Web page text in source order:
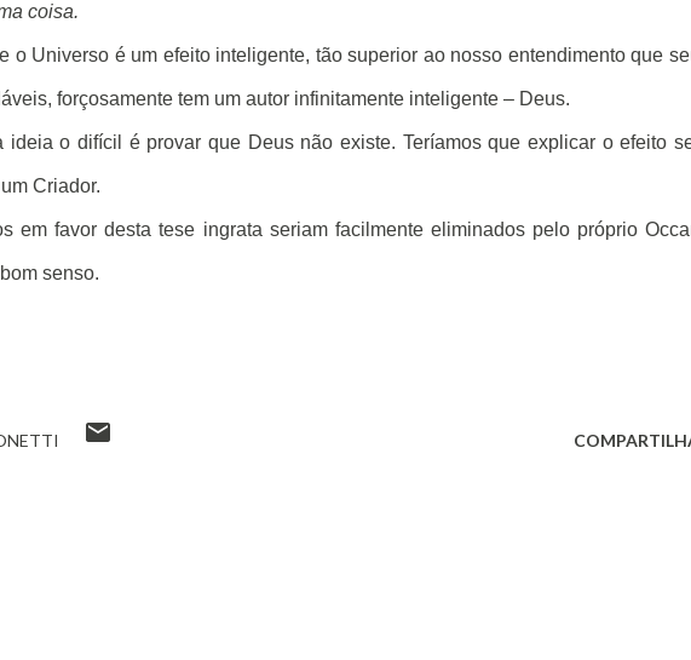
coisa.
o Universo é um efeito inteligente, tão superior ao nosso entendimento que
forçosamente tem um autor infinitamente inteligente – Deus.
ideia o difícil é provar que Deus não existe. Teríamos que explicar o efeito
Criador.
em favor desta tese ingrata seriam facilmente eliminados pelo próprio
senso.